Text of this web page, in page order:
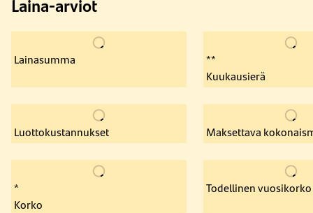
Lainasumma
**
Kuukausierä
Luottokustannukset Maksettava
*
Korko
Todellinen vuosikorko